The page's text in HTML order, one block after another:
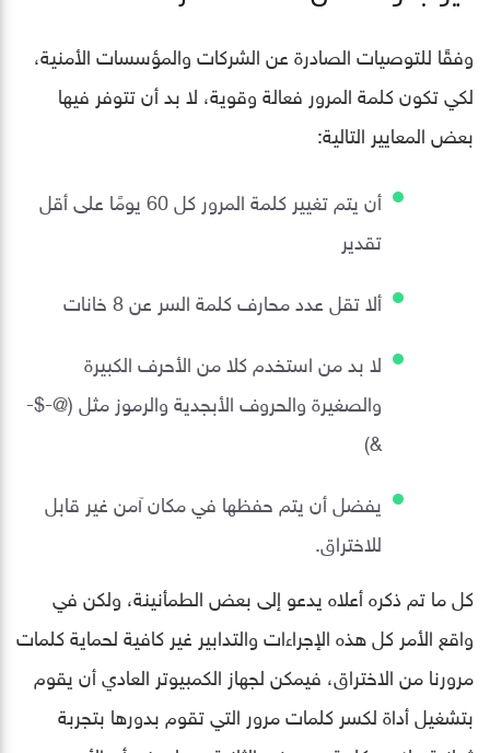
وفقًا للتوصيات الصادرة عن الشركات والمؤسسات الأمنية،
لكي تكون كلمة المرور فعالة وقوية، لا بد أن تتوفر فيها
بعض المعايير التالية:
أن يتم تغيير كلمة المرور كل 60 يومًا على أقل
تقدير
ألا تقل عدد محارف كلمة السر عن 8 خانات
لا بد من استخدم كلا من الأحرف الكبيرة
والصغيرة والحروف الأبجدية والرموز مثل (@-$-
&)
يفضل أن يتم حفظها في مكان آمن غير قابل
للاختراق.
كل ما تم ذكره أعلاه يدعو إلى بعض الطمأنينة، ولكن في
واقع الأمر كل هذه الإجراءات والتدابير غير كافية لحماية كلمات
مرورنا من الاختراق، فيمكن لجهاز الكمبيوتر العادي أن يقوم
بتشغيل أداة لكسر كلمات مرور التي تقوم بدورها بتجربة